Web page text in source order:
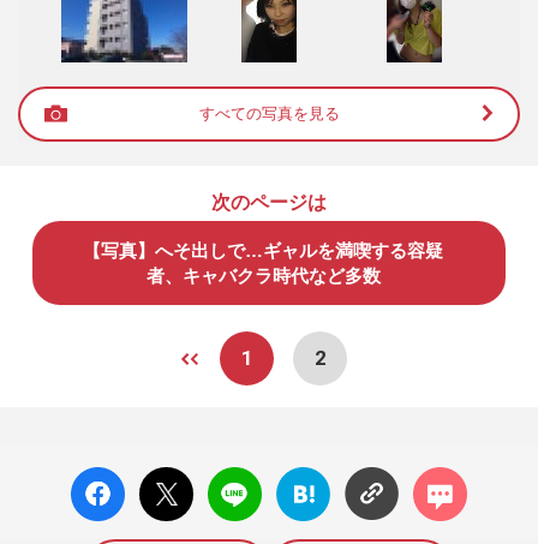
すべての写真を見る
次のページは
【写真】へそ出しで…ギャルを満喫する容疑
者、キャバクラ時代など多数
1 2
facebo
ok い
X ポス
ト
LINE
はてな
ブック
コメン
ト